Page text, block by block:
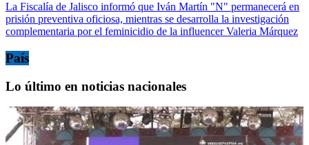
La Fiscalía de Jalisco informó que Iván Martín "N" permanecerá en
prisión preventiva oficiosa, mientras se desarrolla la investigación
complementaria por el feminicidio de la influencer Valeria Márquez
País
Lo último en noticias nacionales